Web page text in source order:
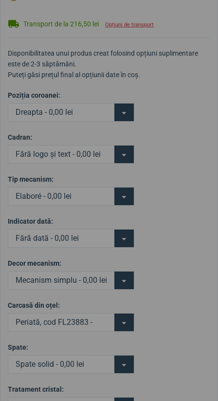
Transport de la 216,50 lei Opțiuni de transport
Disponibilitatea unui produs creat folosind opțiuni suplimentare
este de 2-3 săptămâni.
Puteți găsi prețul final al opțiunii date în coș.
Poziția coroanei:
Dreapta - 0,00 lei
Cadran:
Fără logo și text - 0,00 lei
Tip mecanism:
Elaboré - 0,00 lei
Indicator dată:
Fără dată - 0,00 lei
Decor mecanism:
Mecanism simplu - 0,00 lei
Carcasă din oțel:
Periată, cod FL23883 -
Spate:
Spate solid - 0,00 lei
Tratament cristal: